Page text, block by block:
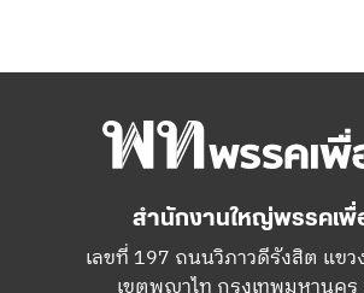
สำนักงานใหญ่พรรคเพื่
เลขที่ 197 ถนนวิภาวดีรังสิต แขว